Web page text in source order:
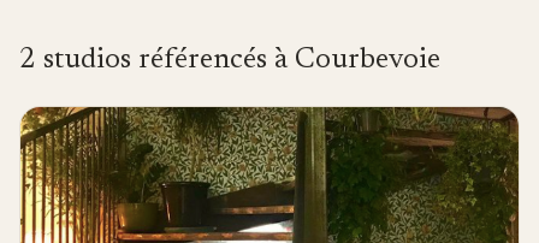
2 studios référencés à Courbevoie